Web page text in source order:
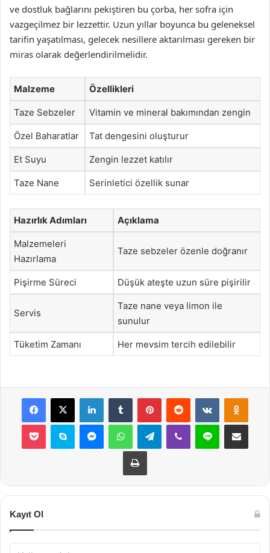
ve dostluk bağlarını pekiştiren bu çorba, her sofra için
vazgeçilmez bir lezzettir. Uzun yıllar boyunca bu geleneksel
tarifin yaşatılması, gelecek nesillere aktarılması gereken bir
miras olarak değerlendirilmelidir.
Malzeme Özellikleri
Taze Sebzeler Vitamin ve mineral bakımından zengin
Özel Baharatlar Tat dengesini oluşturur
Et Suyu Zengin lezzet katılır
Taze Nane Serinletici özellik sunar
Hazırlık Adımları Açıklama
Malzemeleri
Hazırlama
Taze sebzeler özenle doğranır
Pişirme Süreci Düşük ateşte uzun süre pişirilir
Servis
Taze nane veya limon ile
sunulur
Tüketim Zamanı Her mevsim tercih edilebilir
Facebook
X LinkedInTumblr PinterestReddit VKontakte
Pocket Skype MessengerWhatsAppTelegramViber Line E-Posta ile
Yazdır
Kayıt Ol